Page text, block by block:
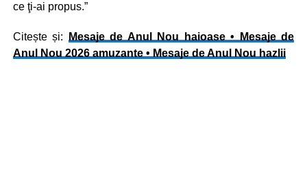
ce ţi-ai propus.”
Citește și:
Mesaje de Anul Nou haioase • Mesaje de
Anul Nou 2026 amuzante • Mesaje de Anul Nou hazlii